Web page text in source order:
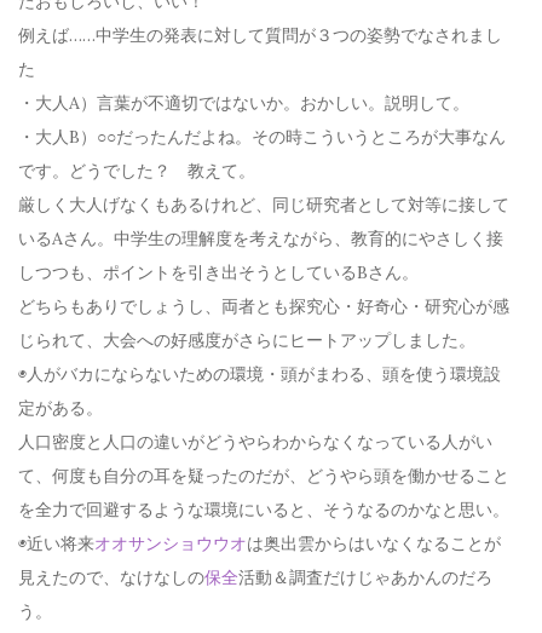
例えば……中学生の発表に対して質問が３つの姿勢でなされまし
た
・大人A）言葉が不適切ではないか。おかしい。説明して。
・大人B）○○だったんだよね。その時こういうところが大事なん
です。どうでした？ 教えて。
厳しく大人げなくもあるけれど、同じ研究者として対等に接して
いるAさん。中学生の理解度を考えながら、教育的にやさしく接
しつつも、ポイントを引き出そうとしているBさん。
どちらもありでしょうし、両者とも探究心・好奇心・研究心が感
じられて、大会への好感度がさらにヒートアップしました。
◉人がバカにならないための環境・頭がまわる、頭を使う環境設
定がある。
人口密度と人口の違いがどうやらわからなくなっている人がい
て、何度も自分の耳を疑ったのだが、どうやら頭を働かせること
を全力で回避するような環境にいると、そうなるのかなと思い。
◉近い将来オオサンショウウオは奥出雲からはいなくなることが
見えたので、なけなしの保全活動＆調査だけじゃあかんのだろ
う。